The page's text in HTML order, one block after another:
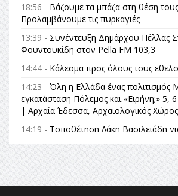
18:56 - Βάζουμε τα μπάζα στη θέση
Προλαμβάνουμε τις πυρκαγιές
13:39 - Συνέντευξη Δημάρχου Πέλλας
Φουντουκίδη στον Pella FM 103,3
14:44 - Κάλεσμα προς όλους τους
14:23 - Όλη η Ελλάδα ένας πολιτισμός
εγκατάσταση Πόλεμος και «Ειρήνη;» 5,
| Αρχαία Έδεσσα, Αρχαιολογικός
14:19 - Τοποθέτηση Λάκη Βασιλειάδη
θεσμικές διαδικασίες υπάρχει μόνο η
στις επόμενες γενιές»
16:35 -Το πρόγραμμα του ΠΑΟΚ στον